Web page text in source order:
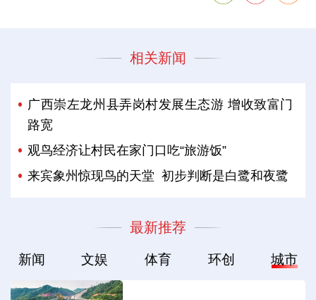
相关新闻
广西崇左龙州县弄岗村发展生态游 增收致富门
路宽
观鸟经济让村民在家门口吃“旅游饭”
来宾象州惊现鸟的天堂 初步判断是白鹭和夜鹭
最新推荐
新闻 文娱 体育 环创 城市